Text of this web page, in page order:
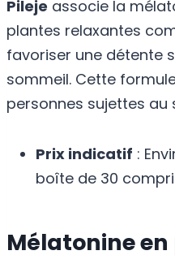
Pileje associe la
plantes relaxantes
favoriser une détente
sommeil. Cette
personnes sujettes au
Prix indicatif :
boîte de 30
Mélatonine